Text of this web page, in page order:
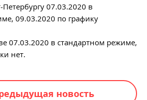
Петербургу 07.03.2020 в
09.03.2020 по графику
07.03.2020 в стандартном режиме,
нет.
новость